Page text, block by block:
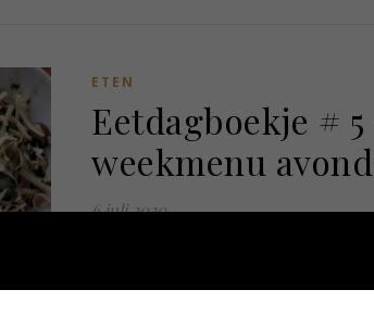
ETEN
Eetdagboekje # 5
weekmenu
6 juli 2020